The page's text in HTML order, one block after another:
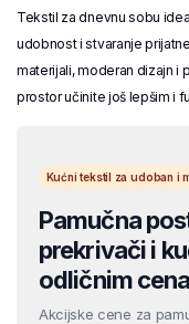
Tekstil za dnevnu sobu
udobnost i stvaranje
materijali, moderan dizajn i
prostor učinite još lepšim i
Kućni tekstil za udoban i
Pamučna
prekrivači i
odličnim
Akcijske cene za